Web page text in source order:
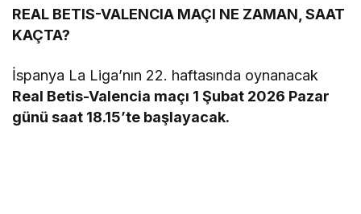
REAL BETIS-VALENCIA MAÇI NE ZAMAN, SAAT
KAÇTA?
İspanya La Liga’nın 22. haftasında oynanacak
Real Betis-Valencia maçı 1 Şubat 2026 Pazar
günü saat 18.15’te başlayacak.